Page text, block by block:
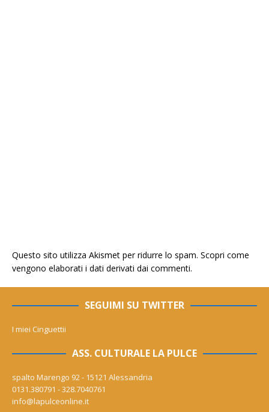
Questo sito utilizza Akismet per ridurre lo spam. Scopri come
vengono elaborati i dati derivati dai commenti.
SEGUIMI SU TWITTER
I miei Cinguettii
ASS. CULTURALE LA PULCE
spalto Marengo 92 - 15121 Alessandria
0131.380791 - 328.7040761
info@lapulceonline.it